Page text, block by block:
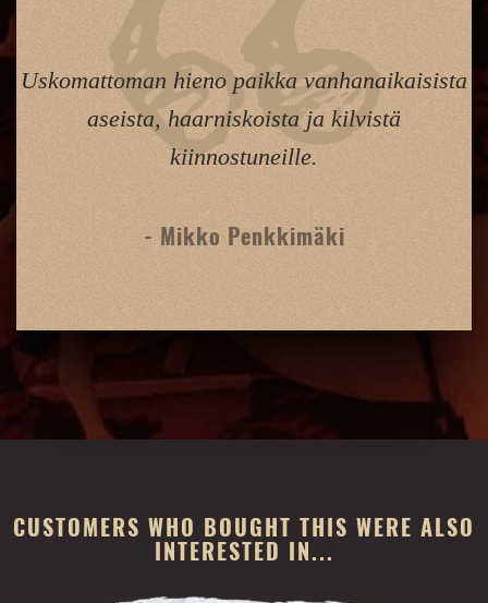
Uskomattoman hieno paikka vanhanaikaisista
aseista, haarniskoista ja kilvistä
kiinnostuneille.
- Mikko Penkkimäki
CUSTOMERS WHO BOUGHT THIS WERE ALSO
INTERESTED IN...